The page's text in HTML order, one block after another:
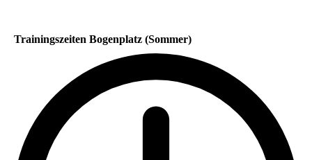
Trainingszeiten Bogenplatz (Sommer)